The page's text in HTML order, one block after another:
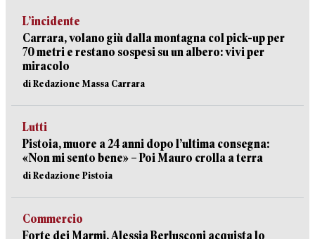
L’incidente
Carrara, volano giù dalla montagna col pick-up per
70 metri e restano sospesi su un albero: vivi per
miracolo
di Redazione Massa Carrara
Lutti
Pistoia, muore a 24 anni dopo l’ultima consegna:
«Non mi sento bene» – Poi Mauro crolla a terra
di Redazione Pistoia
Commercio
Forte dei Marmi, Alessia Berlusconi acquista lo